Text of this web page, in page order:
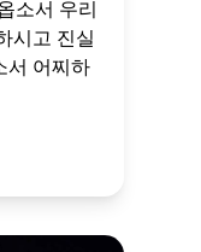
소서 우리
시고 진실
서 어찌하